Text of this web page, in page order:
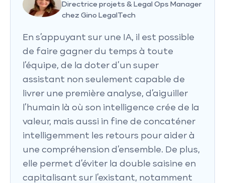
Directrice projets & Legal Ops Manager
chez Gino LegalTech
En s’appuyant sur une IA, il est possible
de faire gagner du temps à toute
l’équipe, de la doter d’un super
assistant non seulement capable de
livrer une première analyse, d’aiguiller
l’humain là où son intelligence crée de la
valeur, mais aussi in fine de concaténer
intelligemment les retours pour aider à
une compréhension d’ensemble. De plus,
elle permet d’éviter la double saisine en
capitalisant sur l’existant, notamment